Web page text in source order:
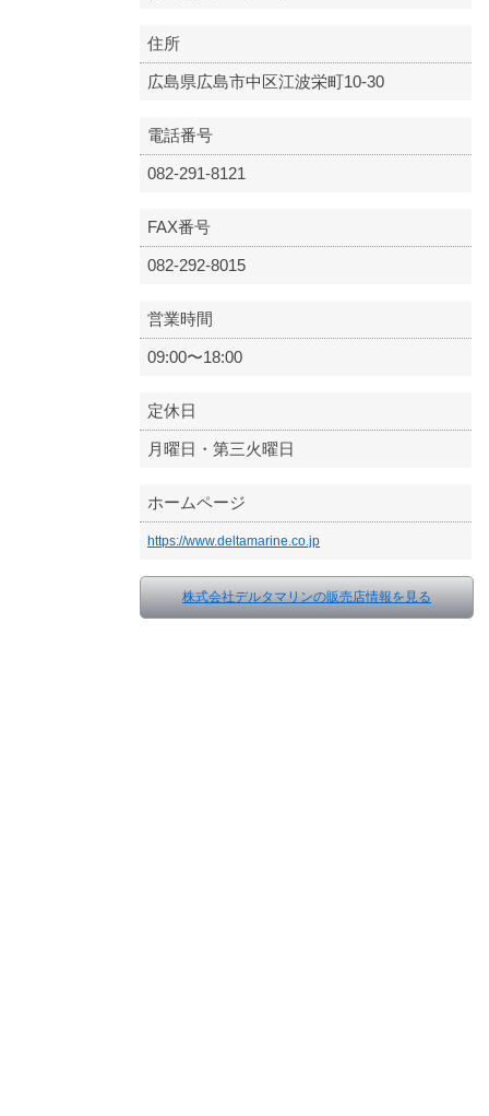
住所
広島県広島市中区江波栄町10-30
電話番号
082-291-8121
FAX番号
082-292-8015
営業時間
09:00〜18:00
定休日
月曜日・第三火曜日
ホームページ
https://www.deltamarine.co.jp
株式会社デルタマリンの販売店情報を見る